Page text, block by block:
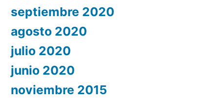
septiembre 2020
agosto 2020
julio 2020
junio 2020
noviembre 2015